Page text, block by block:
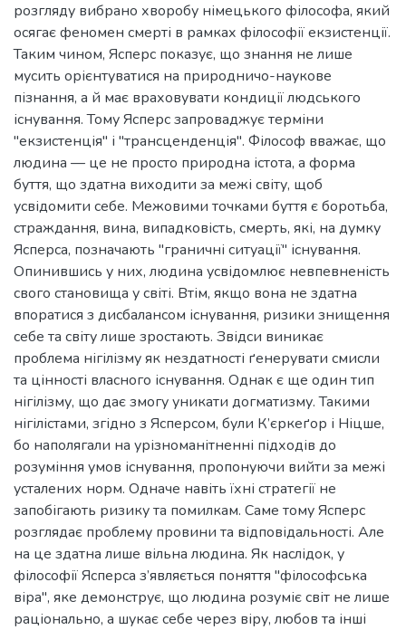
розгляду вибрано хворобу німецького філософа, який
осягає феномен смерті в рамках філософії екзистенції.
Таким чином, Ясперс показує, що знання не лише
мусить орієнтуватися на природничо-наукове
пізнання, а й має враховувати кондиції людського
існування. Тому Ясперс запроваджує терміни
"екзистенція" і "трансценденція". Філософ вважає, що
людина — це не просто природна істота, а форма
буття, що здатна виходити за межі світу, щоб
усвідомити себе. Межовими точками буття є боротьба,
страждання, вина, випадковість, смерть, які, на думку
Ясперса, позначають "граничні ситуації" існування.
Опинившись у них, людина усвідомлює невпевненість
свого становища у світі. Втім, якщо вона не здатна
впоратися з дисбалансом існування, ризики знищення
себе та світу лише зростають. Звідси виникає
проблема нігілізму як нездатності ґенерувати смисли
та цінності власного існування. Однак є ще один тип
нігілізму, що дає змогу уникати догматизму. Такими
нігілістами, згідно з Ясперсом, були К’єркеґор і Ніцше,
бо наполягали на урізноманітненні підходів до
розуміння умов існування, пропонуючи вийти за межі
усталених норм. Одначе навіть їхні стратегії не
запобігають ризику та помилкам. Саме тому Ясперс
розглядає проблему провини та відповідальності. Але
на це здатна лише вільна людина. Як наслідок, у
філософії Ясперса з’являється поняття "філософська
віра", яке демонструє, що людина розуміє світ не лише
раціонально, а шукає себе через віру, любов та інші